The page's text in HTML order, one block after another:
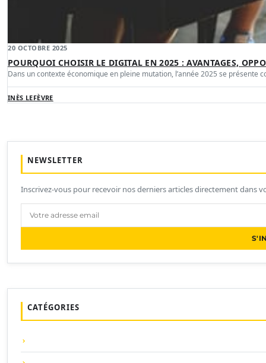
20 OCTOBRE 2025
POURQUOI CHOISIR LE DIGITAL EN 2025 : AVANTAGES,
Dans un contexte économique en pleine mutation, l’année 2025 se présente
INÈS LEFÈVRE
NEWSLETTER
Inscrivez-vous pour recevoir nos derniers articles directement dans
CATÉGORIES